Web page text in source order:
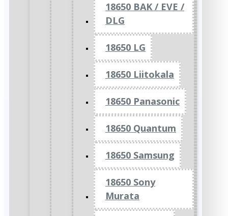
18650 BAK / EVE /
DLG
18650 LG
18650 Liitokala
18650 Panasonic
18650 Quantum
18650 Samsung
18650 Sony
Murata